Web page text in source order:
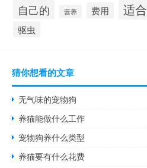
自己的 营养 费用 适合
驱虫
猜你想看的文章
无气味的宠物狗
养猫能做什么工作
宠物狗养什么类型
养猫要有什么花费